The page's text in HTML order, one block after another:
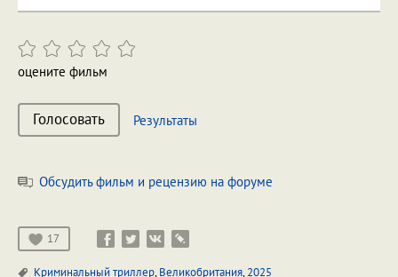
оцените фильм
Голосовать Результаты
Обсудить фильм и рецензию на форуме
17
Криминальный триллер,Великобритания,2025